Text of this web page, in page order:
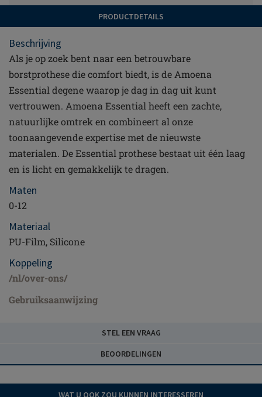
PRODUCTDETAILS
Beschrijving
Als je op zoek bent naar een betrouwbare
borstprothese die comfort biedt, is de Amoena
Essential degene waarop je dag in dag uit kunt
vertrouwen. Amoena Essential heeft een zachte,
natuurlijke omtrek en combineert al onze
toonaangevende expertise met de nieuwste
materialen. De Essential prothese bestaat uit één laag
en is licht en gemakkelijk te dragen.
Maten
0-12
Materiaal
PU-Film, Silicone
Koppeling
/nl/over-ons/
Gebruiksaanwijzing
STEL EEN VRAAG
BEOORDELINGEN
WAT U OOK ZOU KUNNEN INTERESSEREN